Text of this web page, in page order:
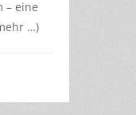
– eine
…)